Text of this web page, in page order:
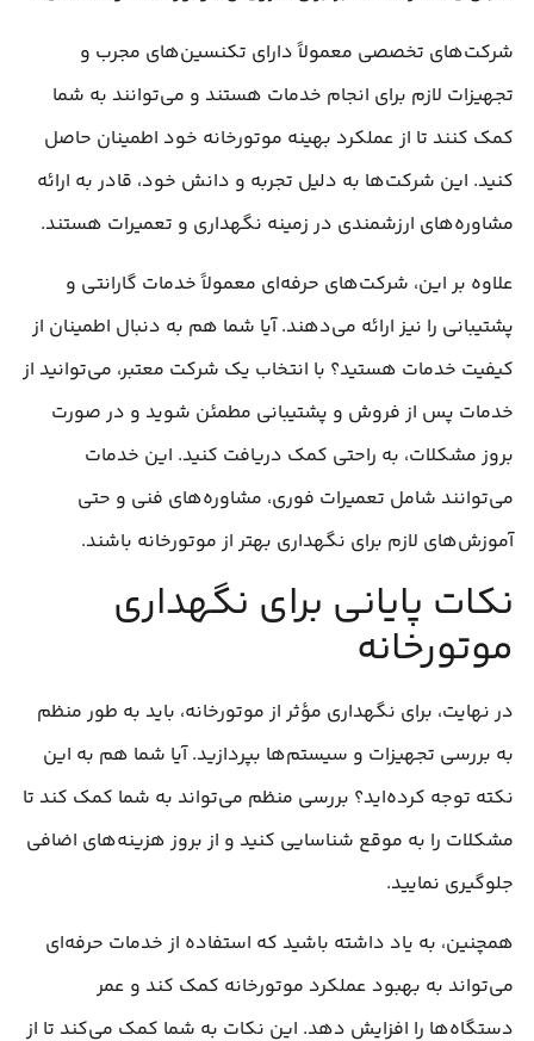
شرکت‌های تخصصی معمولاً دارای تکنسین‌های مجرب و
تجهیزات لازم برای انجام خدمات هستند و می‌توانند به شما
کمک کنند تا از عملکرد بهینه موتورخانه خود اطمینان حاصل
کنید. این شرکت‌ها به دلیل تجربه و دانش خود، قادر به ارائه
مشاوره‌های ارزشمندی در زمینه نگهداری و تعمیرات هستند.
علاوه بر این، شرکت‌های حرفه‌ای معمولاً خدمات گارانتی و
پشتیبانی را نیز ارائه می‌دهند. آیا شما هم به دنبال اطمینان از
کیفیت خدمات هستید؟ با انتخاب یک شرکت معتبر، می‌توانید از
خدمات پس از فروش و پشتیبانی مطمئن شوید و در صورت
بروز مشکلات، به راحتی کمک دریافت کنید. این خدمات
می‌توانند شامل تعمیرات فوری، مشاوره‌های فنی و حتی
آموزش‌های لازم برای نگهداری بهتر از موتورخانه باشند.
نکات پایانی برای نگهداری
موتورخانه
در نهایت، برای نگهداری مؤثر از موتورخانه، باید به طور منظم
به بررسی تجهیزات و سیستم‌ها بپردازید. آیا شما هم به این
نکته توجه کرده‌اید؟ بررسی منظم می‌تواند به شما کمک کند تا
مشکلات را به موقع شناسایی کنید و از بروز هزینه‌های اضافی
جلوگیری نمایید.
همچنین، به یاد داشته باشید که استفاده از خدمات حرفه‌ای
می‌تواند به بهبود عملکرد موتورخانه کمک کند و عمر
دستگاه‌ها را افزایش دهد. این نکات به شما کمک می‌کند تا از